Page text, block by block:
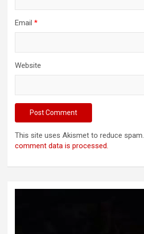
Email *
Website
This site uses Akismet to reduce spam.
comment data is processed.